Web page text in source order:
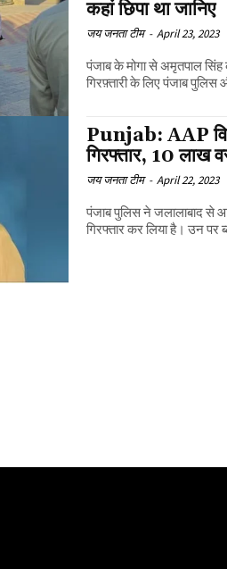
कहां छिपा था जानिए
जय जनता टीम - April 23, 2023
पंजाब के मोगा से अमृतपाल
गिरफ़्तारी के लिए पंजाब पुलिस
Punjab: AAP
गिरफ्तार, 10 लाख
जय जनता टीम - April 22, 2023
पंजाब पुलिस ने जलालाबाद से
गिरफ्तार कर लिया है। उन